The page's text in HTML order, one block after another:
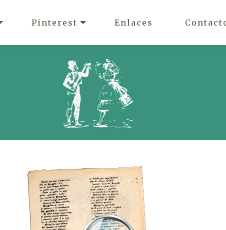
Pinterest Enlaces